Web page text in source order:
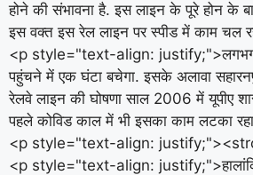
होने की संभावना है. इस लाइन के पूरे होन के
इस वक्त इस रेल लाइन पर स्पीड में काम चल
<p style="text-align: justify;">लगभग
पहुंचने में एक घंटा बचेगा. इसके अलावा
रेलवे लाइन की घोषणा साल 2006 में यूपीए
पहले कोविड काल में भी इसका काम लटका
<p style="text-align:
<p style="text-align: justify;">हालांकि